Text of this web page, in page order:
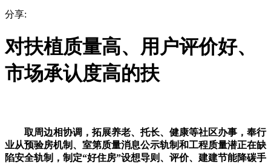
分享:
对扶植质量高、用户评价好、
市场承认度高的扶
取周边相协调，拓展养老、托长、健康等社区办事，奉行
业从预验房机制、室第质量消息公示轨制和工程质量潜正在缺
陷安全轨制，制定“好住房”设想导则、评价、建建节能降碳手